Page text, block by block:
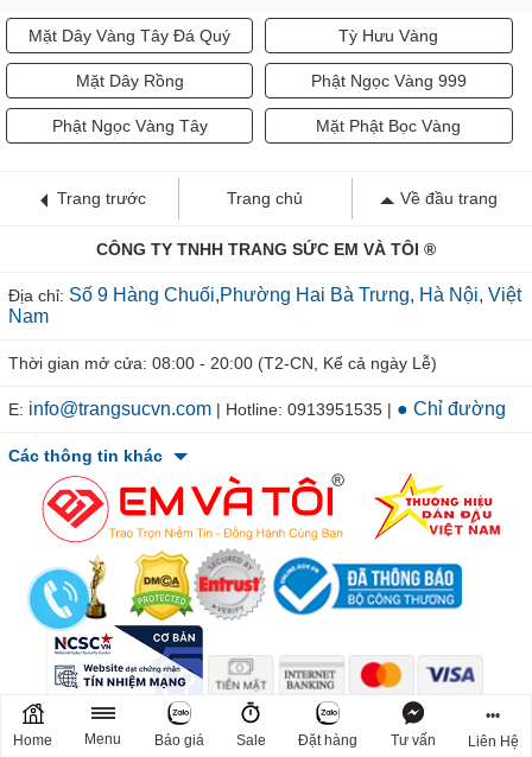
Mặt Dây Vàng Tây Đá Quý Tỳ Hưu Vàng
Mặt Dây Rồng Phật Ngọc Vàng 999
Phật Ngọc Vàng Tây Mặt Phật Bọc Vàng
Trang trước Trang chủ Về đầu trang
CÔNG TY TNHH TRANG SỨC EM VÀ TÔI ®
Địa chỉ: Số 9 Hàng Chuối,Phường Hai Bà Trưng, Hà Nội, Việt
Nam
Thời gian mở cửa: 08:00 - 20:00 (T2-CN, Kể cả ngày Lễ)
E: info@trangsucvn.com | Hotline: 0913951535 | ● Chỉ đường
Các thông tin khác
© 2011-2026 TRANGSUCVN.COM Copyright, All Rights Reserved.
Mã số doanh nghiệp: 0106207967. Nơi cấp: Sở Kế Hoạch & Đầu Tư
Home Menu Báo giá Sale Đặt hàng Tư vấn
•••
Liên Hệ